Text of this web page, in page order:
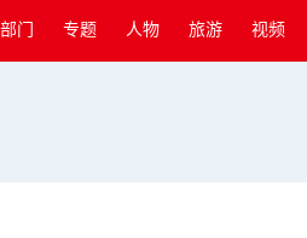
部门 专题 人物 旅游 视频